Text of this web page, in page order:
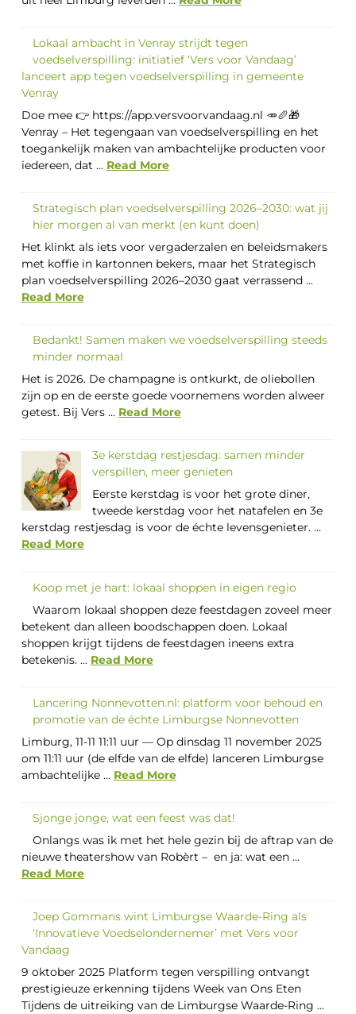
Lokaal ambacht in Venray strijdt tegen
voedselverspilling: initiatief ‘Vers voor Vandaag’
lanceert app tegen voedselverspilling in gemeente
Venray
Doe mee 👉 https://app.versvoorvandaag.nl 🥕🥖🎁
Venray – Het tegengaan van voedselverspilling en het
toegankelijk maken van ambachtelijke producten voor
iedereen, dat ... Read More
Strategisch plan voedselverspilling 2026–2030: wat jij
hier morgen al van merkt (en kunt doen)
Het klinkt als iets voor vergaderzalen en beleidsmakers
met koffie in kartonnen bekers, maar het Strategisch
plan voedselverspilling 2026–2030 gaat verrassend ...
Read More
Bedankt! Samen maken we voedselverspilling steeds
minder normaal
Het is 2026. De champagne is ontkurkt, de oliebollen
zijn op en de eerste goede voornemens worden alweer
getest. Bij Vers ... Read More
3e kerstdag restjesdag: samen minder
verspillen, meer genieten
Eerste kerstdag is voor het grote diner,
tweede kerstdag voor het natafelen en 3e
kerstdag restjesdag is voor de échte levensgenieter. ...
Read More
Koop met je hart: lokaal shoppen in eigen regio
Waarom lokaal shoppen deze feestdagen zoveel meer
betekent dan alleen boodschappen doen. Lokaal
shoppen krijgt tijdens de feestdagen ineens extra
betekenis. ... Read More
Lancering Nonnevotten.nl: platform voor behoud en
promotie van de échte Limburgse Nonnevotten
Limburg, 11-11 11:11 uur — Op dinsdag 11 november 2025
om 11:11 uur (de elfde van de elfde) lanceren Limburgse
ambachtelijke ... Read More
Sjonge jonge, wat een feest was dat!
Onlangs was ik met het hele gezin bij de aftrap van de
nieuwe theatershow van Robèrt – en ja: wat een ...
Read More
Joep Gommans wint Limburgse Waarde-Ring als
‘Innovatieve Voedselondernemer’ met Vers voor
Vandaag
9 oktober 2025 Platform tegen verspilling ontvangt
prestigieuze erkenning tijdens Week van Ons Eten
Tijdens de uitreiking van de Limburgse Waarde-Ring ...